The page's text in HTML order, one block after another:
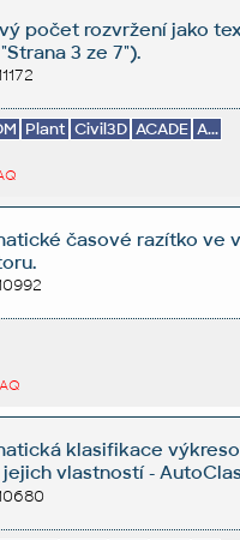
počet rozvržení jako
3 ze 7").
Plant Civil3D ACADE A...
časové razítko ve
klasifikace
vlastností -